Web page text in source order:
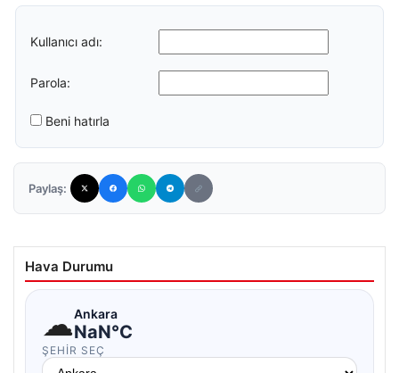
Kullanıcı adı:
Parola:
Beni hatırla
Paylaş:
Hava Durumu
☁Ankara
NaN°C
ŞEHIR SEÇ